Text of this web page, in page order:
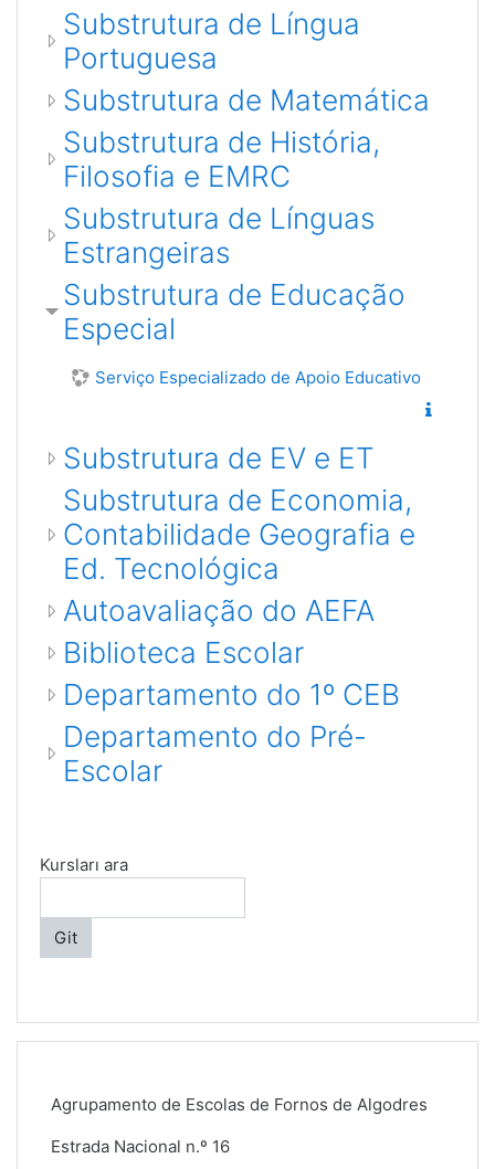
Substrutura de Língua
Portuguesa
Substrutura de Matemática
Substrutura de História,
Filosofia e EMRC
Substrutura de Línguas
Estrangeiras
Substrutura de Educação
Especial
Serviço Especializado de Apoio Educativo
Substrutura de EV e ET
Substrutura de Economia,
Contabilidade Geografia e
Ed. Tecnológica
Autoavaliação do AEFA
Biblioteca Escolar
Departamento do 1º CEB
Departamento do Pré-
Escolar
Kursları ara
Git
Agrupamento de Escolas de Fornos de Algodres
Estrada Nacional n.º 16